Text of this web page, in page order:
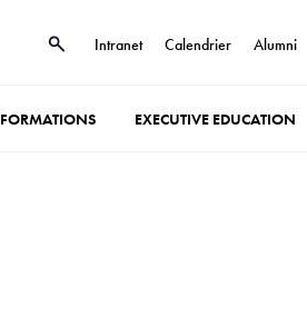
Intranet Calendrier Alumni
FORMATIONS EXECUTIVE EDUCATION